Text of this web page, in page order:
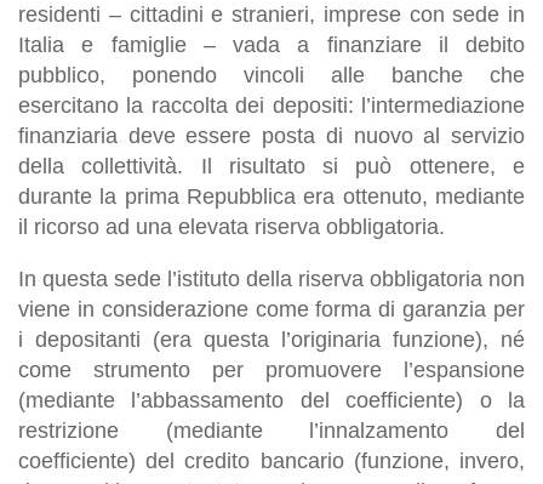
residenti – cittadini e stranieri, imprese con sede in
Italia e famiglie – vada a finanziare il debito
pubblico, ponendo vincoli alle banche che
esercitano la raccolta dei depositi: l’intermediazione
finanziaria deve essere posta di nuovo al servizio
della collettività. Il risultato si può ottenere, e
durante la prima Repubblica era ottenuto, mediante
il ricorso ad una elevata riserva obbligatoria.
In questa sede l’istituto della riserva obbligatoria non
viene in considerazione come forma di garanzia per
i depositanti (era questa l’originaria funzione), né
come strumento per promuovere l’espansione
(mediante l’abbassamento del coefficiente) o la
restrizione (mediante l’innalzamento del
coefficiente) del credito bancario (funzione, invero,